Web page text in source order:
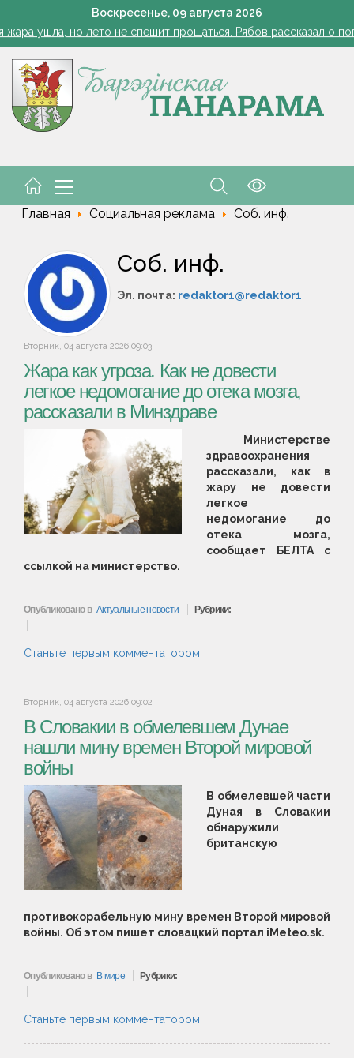
Воскресенье, 09 августа 2026
Огород без простоев: превращаем чесночную грядку в
жара ушла, но лето не спешит прощаться. Рябов рассказал о
Губернатор поздравил строителей с профессиональным
В Пинском районе бесправник сбил мопед, его водитель в
Огород без простоев: превращаем чесночную грядку в
Губернатор поздравил строителей с профессиональным
Главная Социальная реклама Соб. инф.
Соб. инф.
Эл. почта: redaktor1@redaktor1
Вторник, 04 августа 2026 09:03
Жара как угроза. Как не довести
легкое недомогание до отека мозга,
рассказали в Минздраве
Министерстве
здравоохранения
рассказали, как в
жару не довести
легкое
недомогание до
отека мозга,
сообщает БЕЛТА с
ссылкой на министерство.
Опубликовано в Актуальные новости Рубрики:
Станьте первым комментатором!
Вторник, 04 августа 2026 09:02
В Словакии в обмелевшем Дунае
нашли мину времен Второй мировой
войны
В обмелевшей части
Дуная в Словакии
обнаружили
британскую
противокорабельную мину времен Второй мировой
войны. Об этом пишет словацкий портал iMeteo.sk.
Опубликовано в В мире Рубрики:
Станьте первым комментатором!